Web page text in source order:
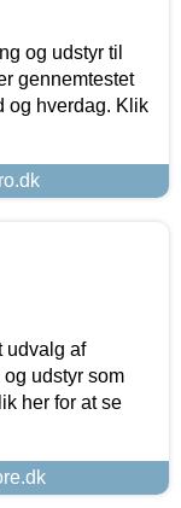
og udstyr til
gennemtestet
og hverdag. Klik
udvalg af
udstyr som
her for at se